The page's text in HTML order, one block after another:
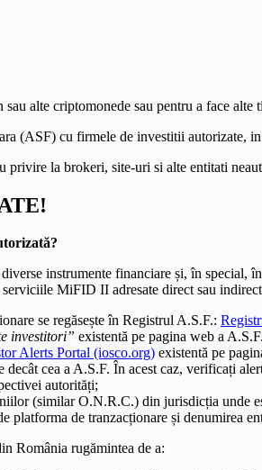
alte criptomonede sau pentru a face alte
(ASF) cu firmele de investitii autorizate,
la brokeri, site-uri si alte entitati
instrumente financiare și, în
MiFID II adresate direct sau
se regăsește în Registrul A.S.F.:
investitori” existentă pe pagina web a
Alerts Portal (iosco.org) existentă pe
cea a A.S.F. În acest caz, verificați
autorități;
(similar O.N.R.C.) din jurisdicția unde
de tranzacționare și denumirea
România rugămintea de a: